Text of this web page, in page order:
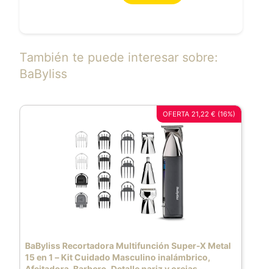
También te puede interesar sobre:
BaByliss
OFERTA 21,22 € (16%)
BaByliss Recortadora Multifunción Super-X Metal
15 en 1 – Kit Cuidado Masculino inalámbrico,